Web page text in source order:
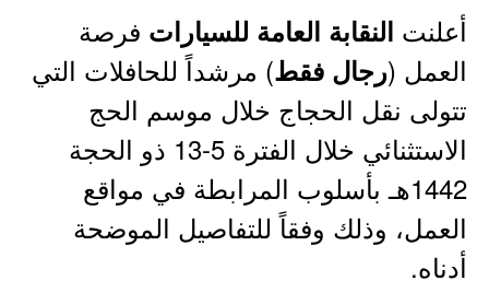
أعلنت النقابة العامة للسيارات فرصة
العمل (رجال فقط) مرشداً للحافلات التي
تتولى نقل الحجاج خلال موسم الحج
الاستثنائي خلال الفترة 5-13 ذو الحجة
1442هـ بأسلوب المرابطة في مواقع
العمل، وذلك وفقاً للتفاصيل الموضحة
أدناه.